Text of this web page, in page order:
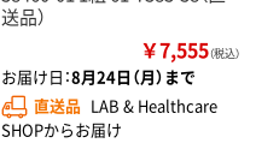
送品）
￥7,555（税込）
お届け日：8月24日（月）まで
直送品 LAB & Healthcare
SHOPからお届け